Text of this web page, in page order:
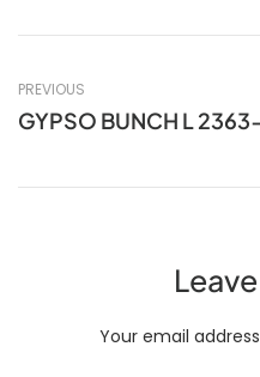
PREVIOUS
GYPSO BUNCH L
Your email